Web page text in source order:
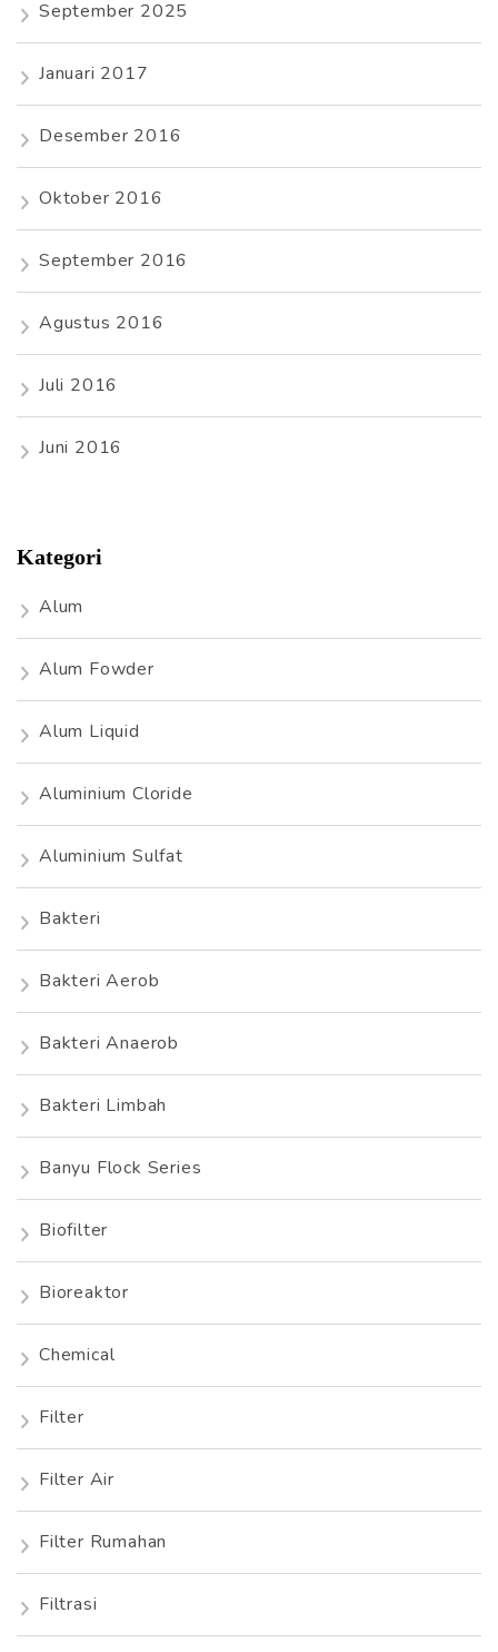
September 2025
Januari 2017
Desember 2016
Oktober 2016
September 2016
Agustus 2016
Juli 2016
Juni 2016
Kategori
Alum
Alum Fowder
Alum Liquid
Aluminium Cloride
Aluminium Sulfat
Bakteri
Bakteri Aerob
Bakteri Anaerob
Bakteri Limbah
Banyu Flock Series
Biofilter
Bioreaktor
Chemical
Filter
Filter Air
Filter Rumahan
Filtrasi